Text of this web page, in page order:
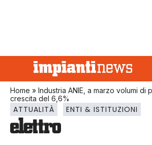
Home » Industria ANIE, a marzo volumi di
crescita del 6,6%
ATTUALITÀ ENTI & ISTITUZIONI